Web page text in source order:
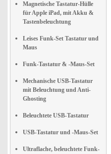
Magnetische Tastatur-Hülle
für Apple iPad, mit Akku &
Tastenbeleuchtung
Leises Funk-Set Tastatur und
Maus
Funk-Tastatur & -Maus-Set
Mechanische USB-Tastatur
mit Beleuchtung und Anti-
Ghosting
Beleuchtete USB-Tastatur
USB-Tastatur und -Maus-Set
Ultraflache, beleuchtete Funk-